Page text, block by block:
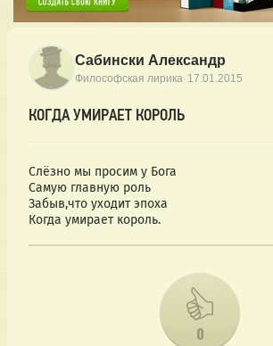
Сабински Александр
Философская лирика· 17.01.2015
КОГДА УМИРАЕТ КОРОЛЬ
Слёзно мы просим у Бога
Самую главную роль
Забыв,что уходит эпоха
Когда умирает король.
0